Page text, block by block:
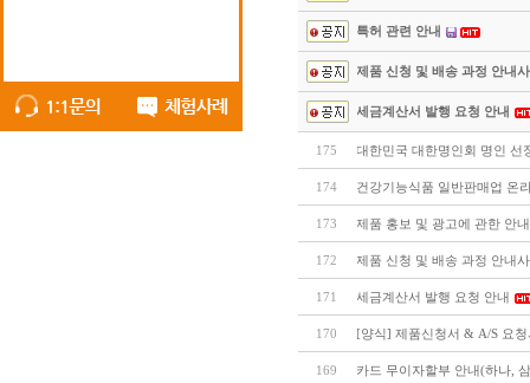
특허 관련 안내
제품 신청 및 배송 과정 안내
세금계산서 발행 요청 안내
175 대한민국 대한명인회 명인 선
174 건강기능식품 일반판매업 온
173 제품 홍보 및 광고에 관한 안
172 제품 신청 및 배송 과정 안내
171 세금계산서 발행 요청 안내
170 [양식] 제품신청서 & A/S 요
169 카드 무이자할부 안내(하나,